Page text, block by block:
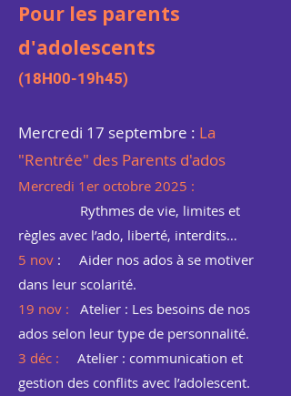
Pour les parents
d'adolescents
(18H00-19h45)
Mercredi 17 septembre : La
"Rentrée" des Parents d'ados
Mercredi 1er octobre 2025 :
Rythmes de vie, limites et
règles avec l’ado, liberté, interdits…
5 nov : Aider nos ados à se motiver
dans leur scolarité.
19 nov : Atelier : Les besoins de nos
ados selon leur type de personnalité.
3 déc :
Atelier : communication et
gestion des conflits avec l’adolescent.